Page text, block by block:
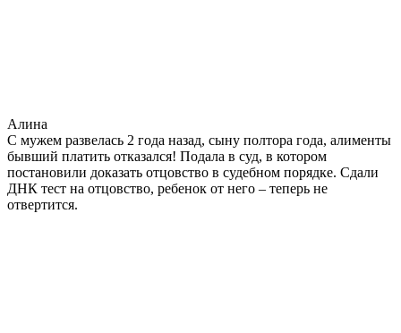
Алина
С мужем развелась 2 года назад, сыну полтора года, алименты
бывший платить отказался! Подала в суд, в котором
постановили доказать отцовство в судебном порядке. Сдали
ДНК тест на отцовство, ребенок от него – теперь не
отвертится.